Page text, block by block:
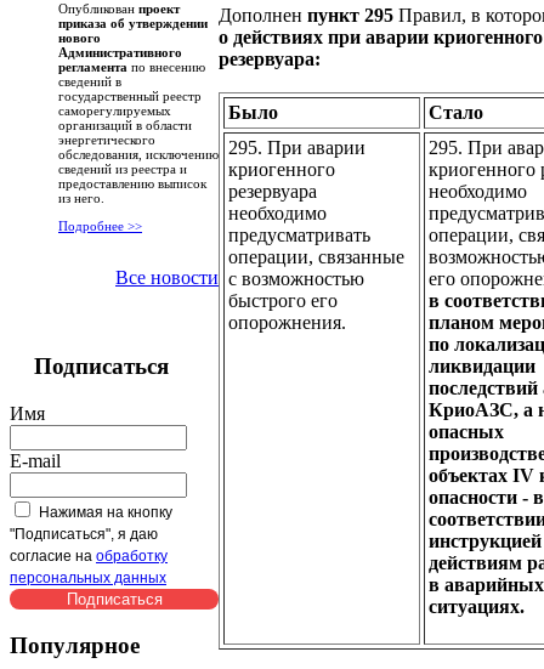
Опубликован проект
приказа об утверждении
нового
Административного
регламента по внесению
сведений в
государственный реестр
саморегулируемых
организаций в области
энергетического
обследования, исключению
сведений из реестра и
предоставлению выписок
из него.
Подробнее >>
Все новости
Подписаться
Имя
E-mail
Нажимая на кнопку
"Подписаться", я даю
согласие на обработку
персональных данных
Популярное
Дополнен пункт 295 Правил, в
о действиях при аварии криогенного
резервуара:
Было
Стало
295. При аварии
криогенного
резервуара
необходимо
предусматривать
операции, связанные
с возможностью
быстрого его
опорожнения.
295. При
криогенного
необходимо
операции,
его
в
планом
по
ликвидации
КриоАЗС, а
опасных
объектах IV
опасности - в
действиям
в аварийных
ситуациях.